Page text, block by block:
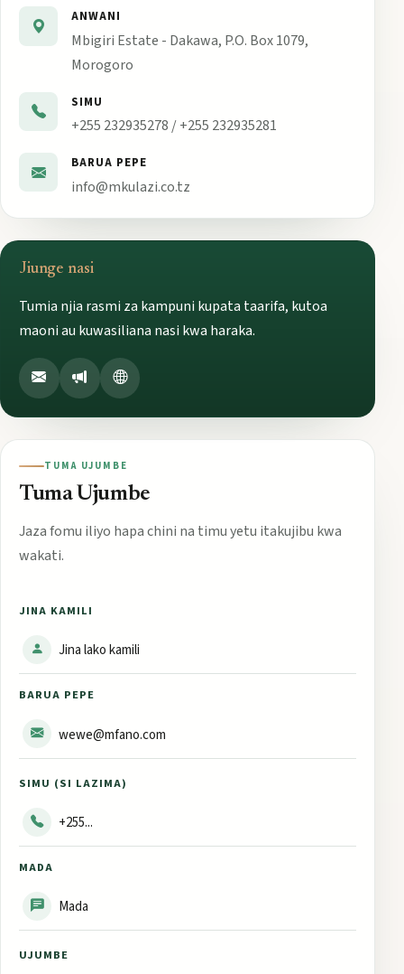
ANWANI
Mbigiri Estate - Dakawa, P.O. Box 1079,
Morogoro
SIMU
+255 232935278 / +255 232935281
BARUA PEPE
info@mkulazi.co.tz
Jiunge nasi
Tumia njia rasmi za kampuni kupata taarifa, kutoa
maoni au kuwasiliana nasi kwa haraka.
TUMA UJUMBE
Tuma Ujumbe
Jaza fomu iliyo hapa chini na timu yetu itakujibu kwa
wakati.
JINA KAMILI
BARUA PEPE
SIMU (SI LAZIMA)
MADA
UJUMBE